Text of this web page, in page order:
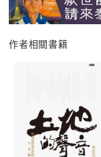
用聽的去旅行，讓
勇敢踏上不一樣的
作者相關書籍